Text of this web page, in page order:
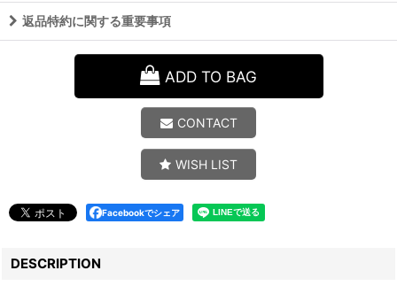
返品特約に関する重要事項
ADD TO BAG
CONTACT
WISH LIST
Facebookでシェア
DESCRIPTION